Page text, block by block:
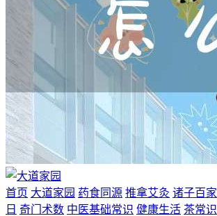
首页 大道家园 药食同源 推拿艾灸 诸子百家
日 奇门术数 中医基础常识 健康生活 茶常识